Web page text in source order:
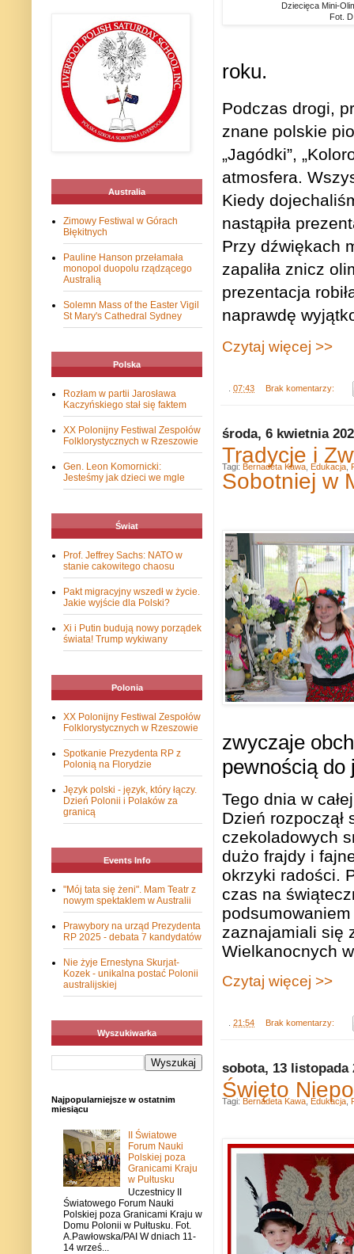
Dziecięca Mini-
Fot.
roku.
Podczas drogi,
znane polskie
„Jagódki”,
atmosfera.
Kiedy
nastąpiła
Przy dźwiękach
zapaliła znicz
prezentacja
naprawdę
Czytaj więcej >>
07:43 Brak komentarzy:
środa, 6 kwietnia
Tradycje i
Sobotniej w
zwyczaje
pewnością do
Tego dnia w
Dzień
czekoladowych
dużo frajdy i
okrzyki radości.
czas na
zaznajamiali się
Wielkanocnych
Czytaj więcej >>
21:54 Brak komentarzy:
Tagi: Bernadeta Kawa Edukacja
sobota, 13 listopada
Święto
Tagi: Bernadeta Kawa Edukacja
Australia
Zimowy Festiwal w Górach
Błękitnych
Pauline Hanson przełamała
monopol duopolu rządzącego
Australią
Solemn Mass of the Easter Vigil
St Mary's Cathedral Sydney
Polska
Rozłam w partii Jarosława
Kaczyńskiego stał się faktem
XX Polonijny Festiwal Zespołów
Folklorystycznych w Rzeszowie
Gen. Leon Komornicki:
Jesteśmy jak dzieci we mgle
Świat
Prof. Jeffrey Sachs: NATO w
stanie cakowitego chaosu
Pakt migracyjny wszedł w życie.
Jakie wyjście dla Polski?
Xi i Putin budują nowy porządek
świata! Trump wykiwany
Polonia
XX Polonijny Festiwal Zespołów
Folklorystycznych w Rzeszowie
Spotkanie Prezydenta RP z
Polonią na Florydzie
Język polski - język, który łączy.
Dzień Polonii i Polaków za
granicą
Events Info
"Mój tata się żeni". Mam Teatr z
nowym spektaklem w Australii
Prawybory na urząd Prezydenta
RP 2025 - debata 7 kandydatów
Nie żyje Ernestyna Skurjat-
Kozek - unikalna postać Polonii
australijskiej
Wyszukiwarka
Najpopularniejsze w ostatnim
miesiącu
II Światowe
Forum Nauki
Polskiej poza
Granicami Kraju
w Pułtusku
Uczestnicy II
Światowego Forum Nauki
Polskiej poza Granicami Kraju w
Domu Polonii w Pułtusku. Fot.
A.Pawłowska/PAI W dniach 11-
14 wrześ...